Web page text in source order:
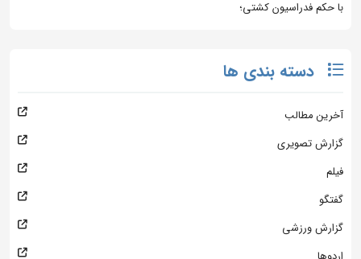
با حکم فدراسیون کشتی؛
دسته بندی ها
آخرین مطالب
گزارش تصویری
فیلم
گفتگو
گزارش ورزشی